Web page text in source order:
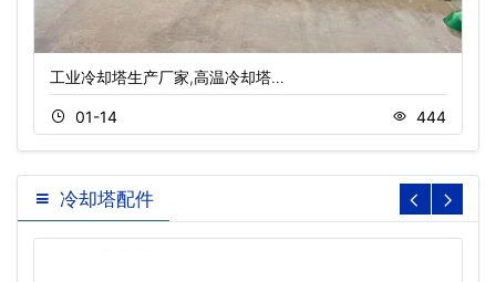
工业冷却塔生产厂家,高温冷却塔…
01-14 444
冷却塔配件